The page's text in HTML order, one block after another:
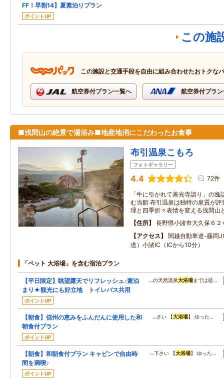
FF！早割14】夏素泊りプラン
ポイントUP
この施
この施設と交通手段を自由に組み合わせたおトクな
航空券付プラン一覧へ 航空券付プラ
■浅間山の絶景で湯浴み■地産地消にこだわったお食事
布引温泉こもろ
フォトギャラリー
4.4 72件
「牛に引かれて善光寺詣り」の
む当館 布引温泉は独特の泉質が
理と四季折々表情を変える浅間山
住所
長野県小諸市大久保６２
アクセス
関越自動車道-藤岡
道）小諸IC（ICから10分）
「ペット 大浴場」を含む宿泊プラン
【平日限定】眺望露天でリフレッシュ♪素泊
まり★観光にも好立地 トイレバス共用
ポイントUP
…の天然温泉大浴場までは徒…
【朝食】信州の恵みをふんだんに使用した和
朝食付プラン
ポイントUP
…さい 【大浴場】 ゆった…
【朝食】和朝食付プラン キャビンで自由時
間を満喫♪
ポイントUP
…下さい 【大浴場】 ゆった…